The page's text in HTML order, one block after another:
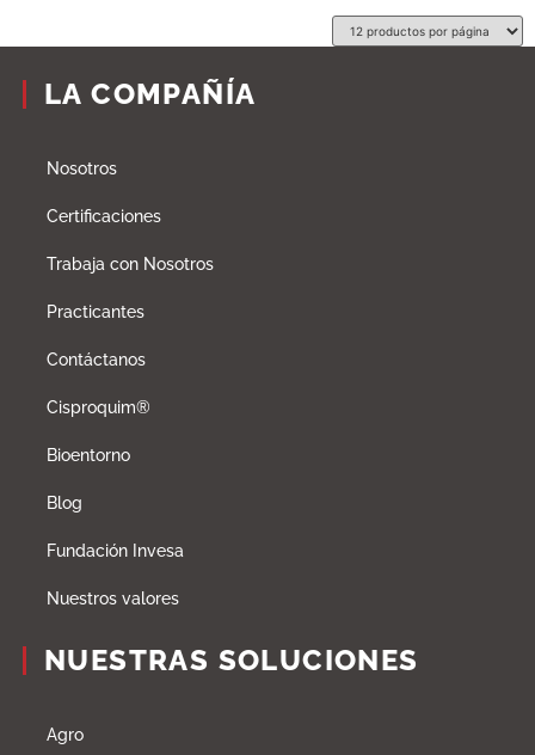
LA COMPAÑÍA
Nosotros
Certificaciones
Trabaja con Nosotros
Practicantes
Contáctanos
Cisproquim®
Bioentorno
Blog
Fundación Invesa
Nuestros valores
NUESTRAS SOLUCIONES
Agro